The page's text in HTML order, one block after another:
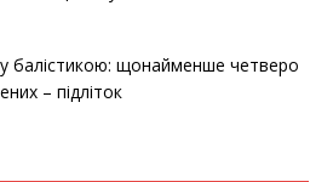
балістикою: щонайменше четверо
– підліток